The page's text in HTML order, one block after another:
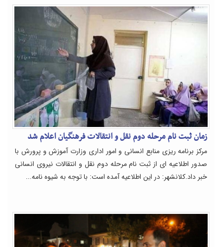
زمان ثبت نام مرحله دوم نقل و انتقالات فرهنگیان اعلام شد
مرکز برنامه ریزی منابع انسانی و امور اداری وزارت آموزش و پرورش با
صدور اطلاعیه ای از ثبت نام مرحله دوم نقل و انتقالات نیروی انسانی
خبر داد.کلانشهر: در این اطلاعیه آمده است: با توجه به شیوه نامه...